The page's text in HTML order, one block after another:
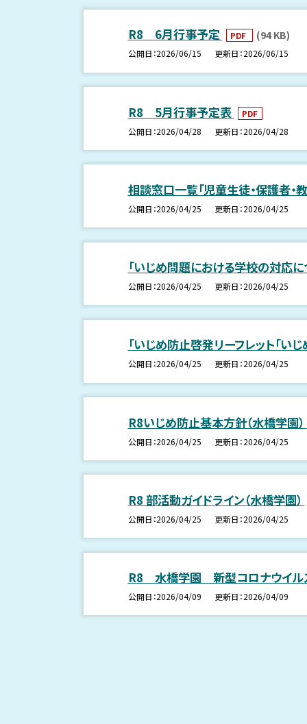
R8 6月行事予定 PDF (94 KB)
公開日 2026/06/15 更新日 2026/06/15
R8 5月行事予定表
PDF
公開日 2026/04/28 更新日 2026/04/28
相談窓口一覧「児童生徒・保護者・
公開日 2026/04/25 更新日 2026/04/25
「いじめ問題における学校の対応に
公開日 2026/04/25 更新日 2026/04/25
「いじめ防止啓発リーフレット「い
公開日 2026/04/25 更新日 2026/04/25
R8いじめ防止基本方針（水橋学園）
公開日 2026/04/25 更新日 2026/04/25
R8 部活動ガイドライン（水橋学園）
公開日 2026/04/25 更新日 2026/04/25
R8 水橋学園 新型コロナウイ
公開日 2026/04/09 更新日 2026/04/09